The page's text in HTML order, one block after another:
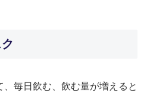
毎日飲む、飲む量が増えると